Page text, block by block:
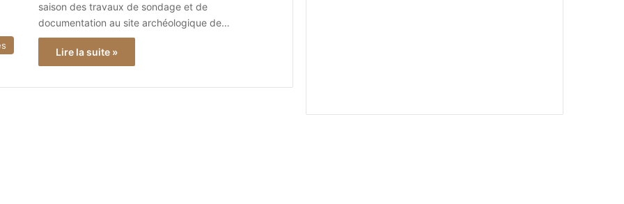
saison des travaux de sondage et de
documentation au site archéologique de…
Lire la suite »